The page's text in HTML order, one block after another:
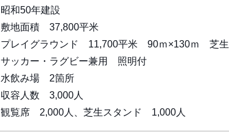
昭和50年建設
敷地面積 37,800平米
プレイグラウンド 11,700平米 90ｍ×130ｍ 芝生
サッカー・ラグビー兼用 照明付
水飲み場 2箇所
収容人数 3,000人
観覧席 2,000人、芝生スタンド 1,000人